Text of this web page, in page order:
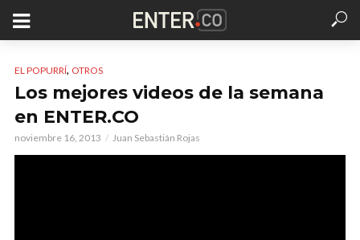
EL POPURRÍ, OTROS
Los mejores videos de la semana
en ENTER.CO
noviembre 16, 2013 Juan Sebastián Rojas